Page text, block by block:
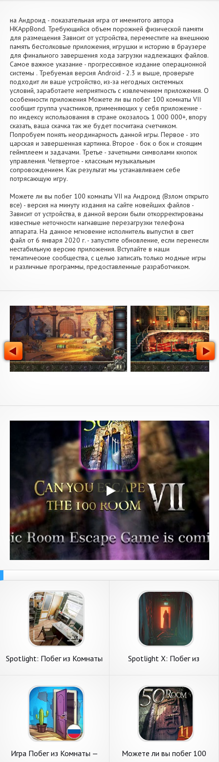
на Андроид - показательная игра от именитого автора
HKAppBond. Требующийся объем порожней физической памяти
для размещения Зависит от устройства, переместите на внешнюю
память бестолковые приложения, игрушки и историю в браузере
для финального завершения хода загрузки надлежащих файлов.
Самое важное указание - прогрессивное издание операционной
системы . Требуемая версия Android - 2.3 и выше, проверьте
подходит ли ваше устройство, из-за негодных системных
условий, заработаете неприятность с извлечением приложения. О
особенности приложения Можете ли вы побег 100 комнаты VII
сообщит группа участников, применяющих у себя приложение -
по индексу использования в стране окозалось 1 000 000+, впору
сказать, ваша скачка так же будет посчитана счетчиком.
Попробуем понять неординарность данной игры. Первое - это
царская и завершенная картинка. Второе - бок о бок и стоящим
геймплеем и задачами. Третье - зачетными символами кнопок
управления. Четвертое - классным музыкальным
сопровождением. Как результат мы устанавливаем себе
потрясающую игру.
Можете ли вы побег 100 комнаты VII на Андроид (Взлом открыто
все) - версия на минуту издания на сайте новейших файлов -
Зависит от устройства, в данной версии были откорректированы
известные неточности нагнавшие перезагрузки телефона
аппарата. На данное мгновение исполнитель выпустил в свет
файл от 6 января 2020 г. - запустите обновление, если перенесли
нестабильную версию приложения. Вступайте в наши
тематические сообщества, с целью записать только модные игры
и различные программы, предоставленные разработчиком.
Spotlight: Побег из Комнаты
Spotlight X: Побег из
Игра Побег из Комнаты —
Можете ли вы побег 100